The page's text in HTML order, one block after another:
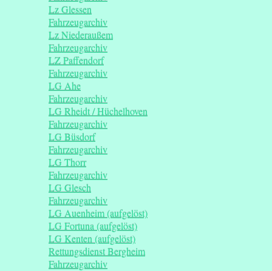
Lz Glessen
Fahrzeugarchiv
Lz Niederaußem
Fahrzeugarchiv
LZ Paffendorf
Fahrzeugarchiv
LG Ahe
Fahrzeugarchiv
LG Rheidt / Hüchelhoven
Fahrzeugarchiv
LG Büsdorf
Fahrzeugarchiv
LG Thorr
Fahrzeugarchiv
LG Glesch
Fahrzeugarchiv
LG Auenheim (aufgelöst)
LG Fortuna (aufgelöst)
LG Kenten (aufgelöst)
Rettungsdienst Bergheim
Fahrzeugarchiv